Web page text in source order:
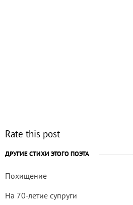
Rate this post
ДРУГИЕ СТИХИ ЭТОГО ПОЭТА
Похищение
На 70-летие супруги